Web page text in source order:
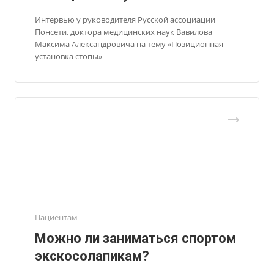
Интервью у руководителя Русской ассоциации
Понсети, доктора медицинских наук Вавилова
Максима Александровича на тему «Позиционная
установка стопы»
Пациентам
Можно ли заниматься спортом
экскосолапикам?